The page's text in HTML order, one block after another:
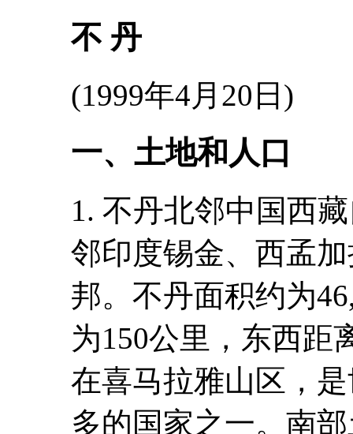
不 丹
(1999年4月20日)
一、土地和人口
1. 不丹北邻中国西
邻印度锡金、西孟
邦。不丹面积约为
为150公里，东西距
在喜马拉雅山区，
多的国家之一。南